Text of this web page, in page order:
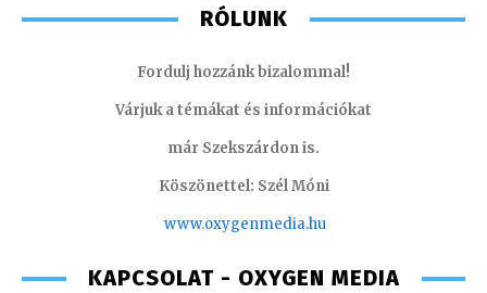
RÓLUNK
Fordulj hozzánk bizalommal!
Várjuk a témákat és információkat
már Szekszárdon is.
Köszönettel: Szél Móni
www.oxygenmedia.hu
KAPCSOLAT - OXYGEN MEDIA